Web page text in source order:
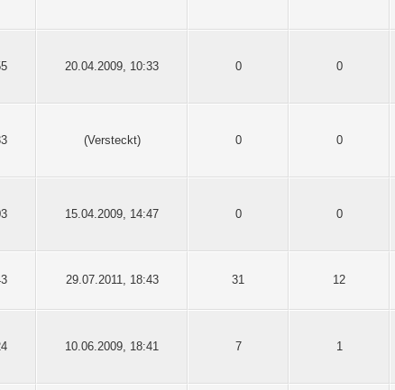
20.04.2009, 10:33 0 0
(Versteckt) 0 0
15.04.2009, 14:47 0 0
29.07.2011, 18:43 31 12
10.06.2009, 18:41 7 1